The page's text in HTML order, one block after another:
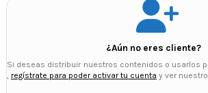
¿Aún no eres cliente?
Si deseas distribuir nuestros contenidos o usarlos
, regístrate para poder activar tu cuenta y ver